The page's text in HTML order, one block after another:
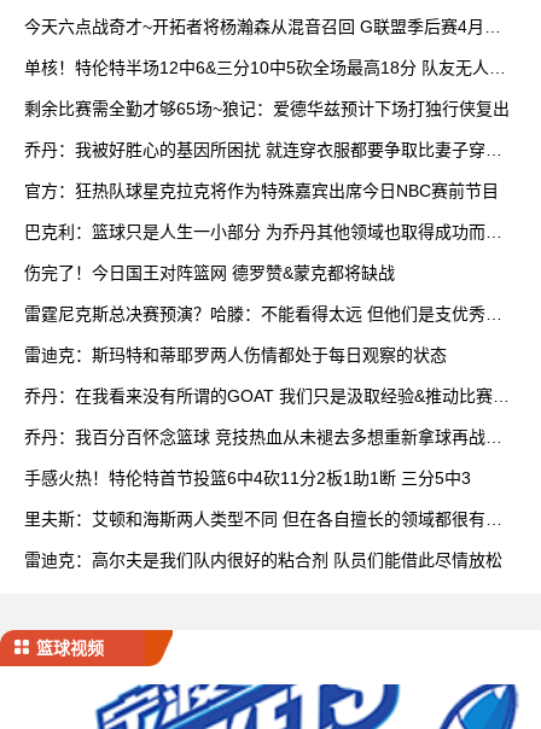
今天六点战奇才~开拓者将杨瀚森从混音召回 G联盟季后赛4月开
单核！特伦特半场12中6&三分10中5砍全场最高18分 队友无人上
剩余比赛需全勤才够65场~狼记：爱德华兹预计下场打独行侠复出
乔丹：我被好胜心的基因所困扰 就连穿衣服都要争取比妻子穿得
官方：狂热队球星克拉克将作为特殊嘉宾出席今日NBC赛前节目
巴克利：篮球只是人生一小部分 为乔丹其他领域也取得成功而自
伤完了！今日国王对阵篮网 德罗赞&蒙克都将缺战
雷霆尼克斯总决赛预演？哈滕：不能看得太远 但他们是支优秀球
雷迪克：斯玛特和蒂耶罗两人伤情都处于每日观察的状态
乔丹：在我看来没有所谓的GOAT 我们只是汲取经验&推动比赛发
乔丹：我百分百怀念篮球 竞技热血从未褪去多想重新拿球再战一
手感火热！特伦特首节投篮6中4砍11分2板1助1断 三分5中3
里夫斯：艾顿和海斯两人类型不同 但在各自擅长的领域都很有效
雷迪克：高尔夫是我们队内很好的粘合剂 队员们能借此尽情放松
篮球视频